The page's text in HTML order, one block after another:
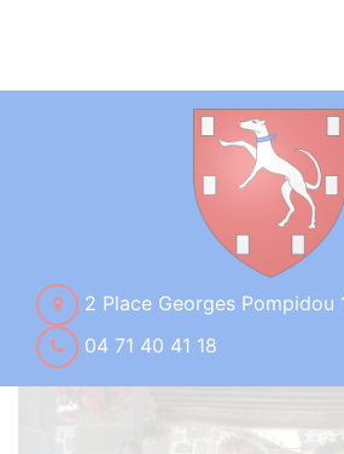
2 Place Georges Pompidou
04 71 40 41 18